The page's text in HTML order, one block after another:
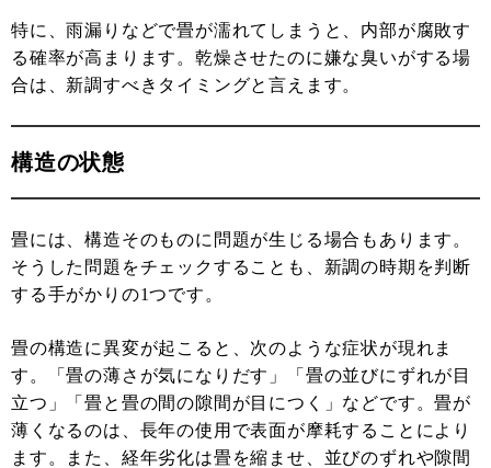
特に、雨漏りなどで畳が濡れてしまうと、内部が腐敗す
る確率が高まります。乾燥させたのに嫌な臭いがする場
合は、新調すべきタイミングと言えます。
構造の状態
畳には、構造そのものに問題が生じる場合もあります。
そうした問題をチェックすることも、新調の時期を判断
する手がかりの1つです。
畳の構造に異変が起こると、次のような症状が現れま
す。「畳の薄さが気になりだす」「畳の並びにずれが目
立つ」「畳と畳の間の隙間が目につく」などです。畳が
薄くなるのは、長年の使用で表面が摩耗することにより
ます。また、経年劣化は畳を縮ませ、並びのずれや隙間